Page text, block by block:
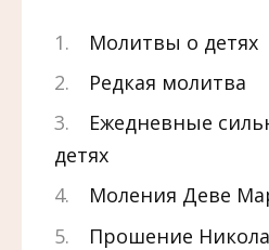
Молитвы о детях
Редкая молитва
Ежедневные
детях
Моления Деве
Прошение